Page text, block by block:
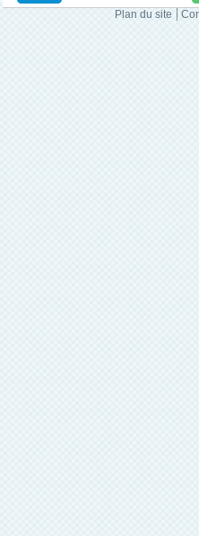
Plan du site